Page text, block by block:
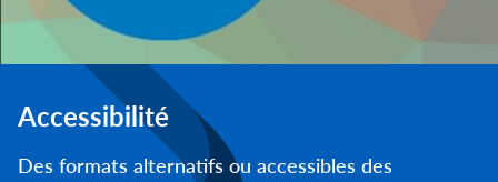
Accessibilité
Des formats alternatifs ou accessibles des